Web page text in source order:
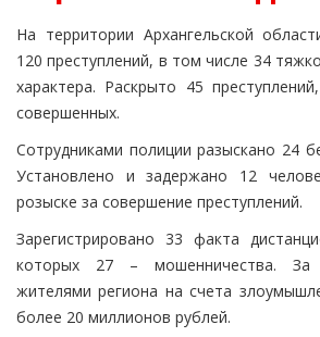
На территории Архангельской
120 преступлений, в том числе 34
характера. Раскрыто 45
совершенных.
Сотрудниками полиции разыскано 24
Установлено и задержано 12
розыске за совершение преступлений.
Зарегистрировано 33 факта
которых 27 – мошенничества. За
жителями региона на счета
более 20 миллионов рублей.